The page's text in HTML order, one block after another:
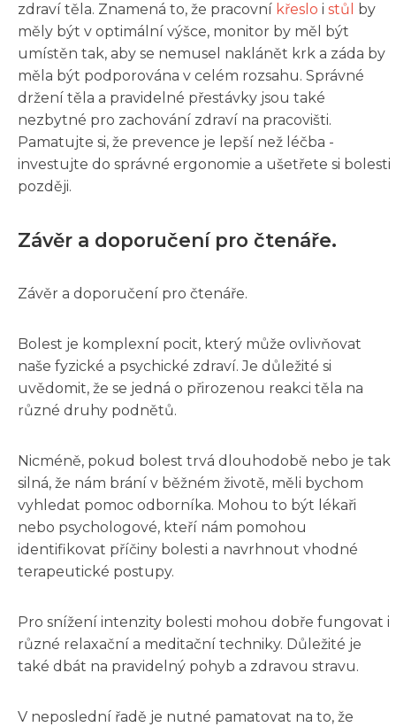
zdraví těla. Znamená to, že pracovní křeslo i stůl by
měly být v optimální výšce, monitor by měl být
umístěn tak, aby se nemusel naklánět krk a záda by
měla být podporována v celém rozsahu. Správné
držení těla a pravidelné přestávky jsou také
nezbytné pro zachování zdraví na pracovišti.
Pamatujte si, že prevence je lepší než léčba -
investujte do správné ergonomie a ušetřete si bolesti
později.
Závěr a doporučení pro čtenáře.
Závěr a doporučení pro čtenáře.
Bolest je komplexní pocit, který může ovlivňovat
naše fyzické a psychické zdraví. Je důležité si
uvědomit, že se jedná o přirozenou reakci těla na
různé druhy podnětů.
Nicméně, pokud bolest trvá dlouhodobě nebo je tak
silná, že nám brání v běžném životě, měli bychom
vyhledat pomoc odborníka. Mohou to být lékaři
nebo psychologové, kteří nám pomohou
identifikovat příčiny bolesti a navrhnout vhodné
terapeutické postupy.
Pro snížení intenzity bolesti mohou dobře fungovat i
různé relaxační a meditační techniky. Důležité je
také dbát na pravidelný pohyb a zdravou stravu.
V neposlední řadě je nutné pamatovat na to, že